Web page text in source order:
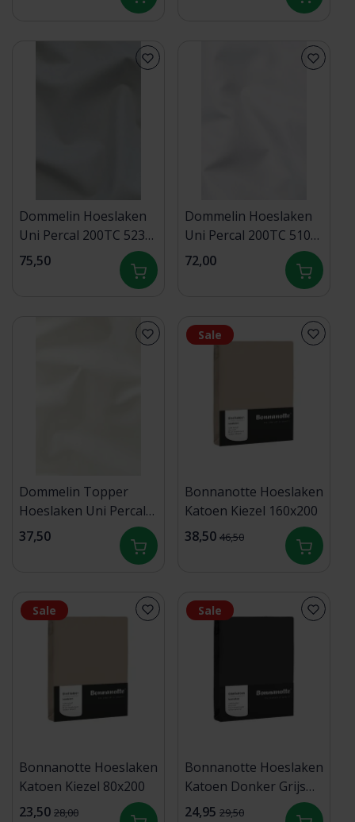
Dommelin Hoeslaken
Uni Percal 200TC 523
Zilver 180x220/30
75,50
Dommelin Hoeslaken
Uni Percal 200TC 510
Wit 180x210/30
72,00
Dommelin Topper
Hoeslaken Uni Percal
200TC 528 Ecru
37,50
Sale
Bonnanotte Hoeslaken
Katoen Kiezel 160x200
38,50 46,50
Sale
Bonnanotte Hoeslaken
Katoen Kiezel 80x200
23,50 28,00
Sale
Bonnanotte Hoeslaken
Katoen Donker Grijs
90x200
24,95 29,50